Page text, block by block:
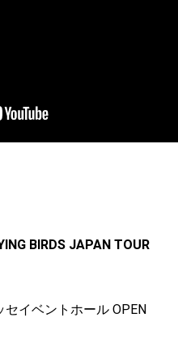
BIRDS JAPAN TOUR
イベントホール OPEN